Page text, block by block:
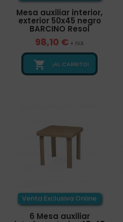
Mesa auxiliar interior,
exterior 50x45 negro
BARCINO Resol
98,10 € + IVA
 ¡AL CARRITO!
Venta Exclusiva Online
6 Mesa auxiliar